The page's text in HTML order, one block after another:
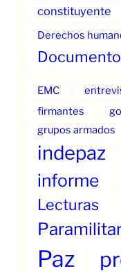
constituyente
Derechos
EMC
firmantes
grupos armados
indepaz
informe
Lecturas
Paz